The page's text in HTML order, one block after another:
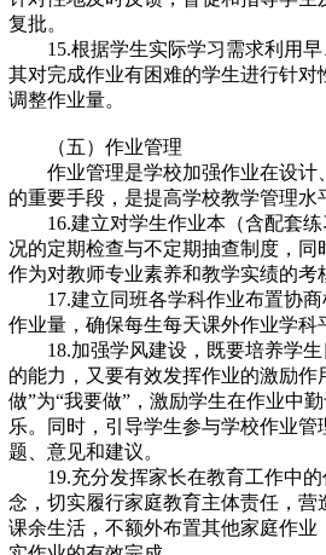
复批。
15.根据学生实际学习需求利用
其对完成作业有困难的学生进行针
调整作业量。
（五）作业管理
作业管理是学校加强作业在设
的重要手段，是提高学校教学管理
16.建立对学生作业本（含配套
况的定期检查与不定期抽查制度，
作为对教师专业素养和教学实绩的考
17.建立同班各学科作业布置协
作业量，确保每生每天课外作业学科
18.加强学风建设，既要培养学
的能力，又要有效发挥作业的激励
做”为“我要做”，激励学生在作业中
乐。同时，引导学生参与学校作业
题、意见和建议。
19.充分发挥家长在教育工作中
念，切实履行家庭教育主体责任，
课余生活，不额外布置其他家庭作